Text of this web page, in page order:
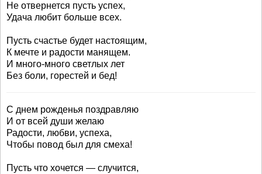
Не отвернется пусть успех,
Удача любит больше всех.
Пусть счастье будет настоящим,
К мечте и радости манящем.
И много-много светлых лет
Без боли, горестей и бед!
С днем рожденья поздравляю
И от всей души желаю
Радости, любви, успеха,
Чтобы повод был для смеха!
Пусть что хочется — случится,